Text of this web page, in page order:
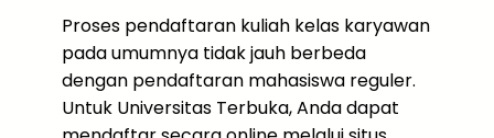
Proses pendaftaran kuliah kelas karyawan
pada umumnya tidak jauh berbeda
dengan pendaftaran mahasiswa reguler.
Untuk Universitas Terbuka, Anda dapat